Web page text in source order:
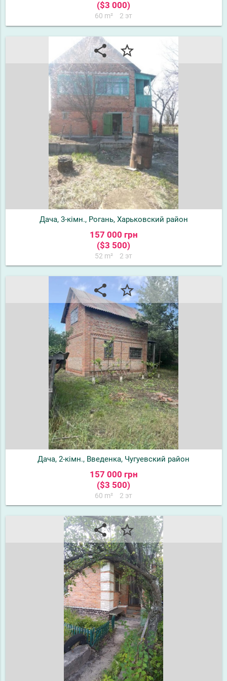
($3 000)
60 m² 2 эт
share star_border
Дача, 3-кімн., Рогань, Харьковский район
157 000 грн
($3 500)
52 m² 2 эт
share star_border
Дача, 2-кімн., Введенка, Чугуевский район
157 000 грн
($3 500)
60 m² 2 эт
share star_border